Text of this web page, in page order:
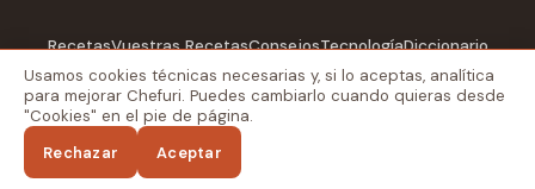
RecetasVuestras RecetasConsejosTecnologíaDiccionario
Escuelas ReportajesRecetarios
Blog externoRecetas Dela
Privacidad y cookies
Usamos cookies técnicas necesarias y, si lo aceptas, analítica
para mejorar Chefuri. Puedes cambiarlo cuando quieras desde
"Cookies" en el pie de página.
Rechazar
Aceptar